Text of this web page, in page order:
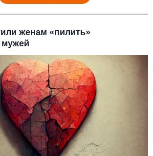
женам «пилить»
мужей